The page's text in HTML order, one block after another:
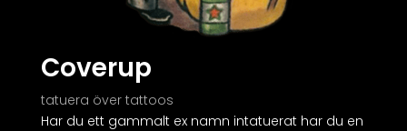
Coverup
tatuera över tattoos
Har du ett gammalt ex namn intatuerat har du en